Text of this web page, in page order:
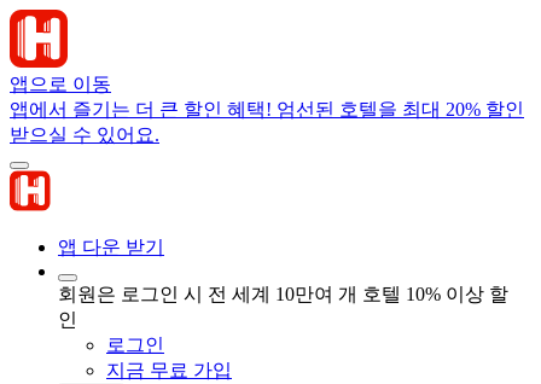
앱으로 이동
앱에서 즐기는 더 큰 할인 혜택! 엄선된 호텔을 최대 20% 할인
받으실 수 있어요.
앱 다운 받기
회원은 로그인 시 전 세계 10만여 개 호텔 10% 이상 할
인
로그인
지금 무료 가입